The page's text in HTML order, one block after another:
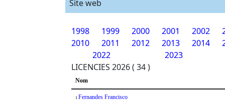
Site web
1998 1999 2000 2001 2002
2010
2011 2012 2013 2014
2022
2023
LICENCIES 2026 ( 34 )
Nom
1 Fernandes Francisco